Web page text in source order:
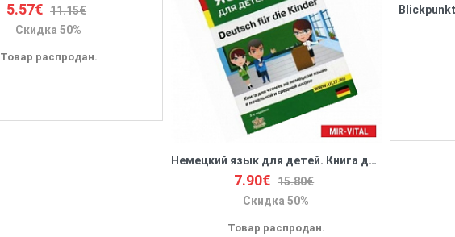
5.57€ 11.15€
Скидка 50%
Товар распродан.
Немецкий язык для детей. Книга для чтения на немецком языке в начальной и средней школе.
7.90€ 15.80€
Скидка 50%
Товар распродан.